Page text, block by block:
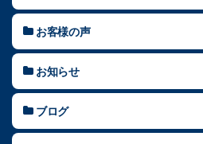
お客様の声
お知らせ
ブログ